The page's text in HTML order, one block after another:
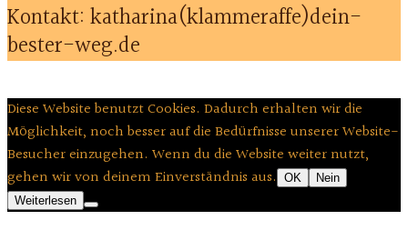
Kontakt: katharina(klammeraffe)dein-
bester-weg.de
Diese Website benutzt Cookies. Dadurch erhalten wir die
Möglichkeit, noch besser auf die Bedürfnisse unserer Website-
Besucher einzugehen. Wenn du die Website weiter nutzt,
gehen wir von deinem Einverständnis aus.
OK
Nein
Weiterlesen